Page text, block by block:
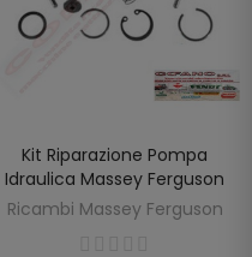
SCOPRIRE
Kit Riparazione Pompa
Idraulica Massey Ferguson
Ricambi Massey Ferguson